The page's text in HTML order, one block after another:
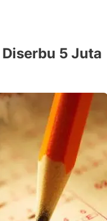
Diserbu 5 Juta